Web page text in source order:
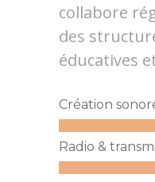
collabore
des
éducatives
Création
Radio &